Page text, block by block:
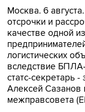
Москва. 6
отсрочки и
качестве одной
логистических
вследствие
статс-секретарь
Алексей Сазанов
межправсовета